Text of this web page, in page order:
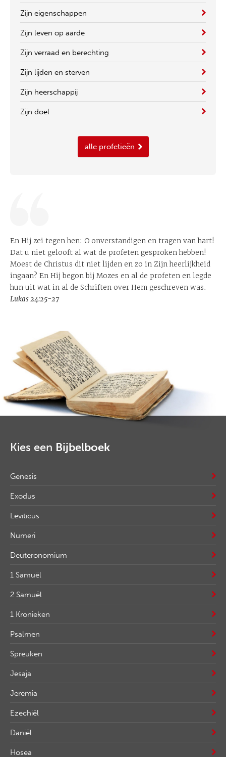
En Hij zei tegen hen: O onverstandigen en tragen van hart!
Dat u niet gelooft al wat de profeten gesproken hebben!
Moest de Christus dit niet lijden en zo in Zijn heerlijkheid
ingaan? En Hij begon bij Mozes en al de profeten en legde
hun uit wat in al de Schriften over Hem geschreven was.
Lukas 24:25-27
Zijn eigenschappen
Zijn leven op aarde
Zijn verraad en berechting
Zijn lijden en sterven
Zijn heerschappij
Zijn doel
alle profetieën
Kies een Bijbelboek
Genesis
Exodus
Leviticus
Numeri
Deuteronomium
1 Samuël
2 Samuël
1 Kronieken
Psalmen
Spreuken
Jesaja
Jeremia
Ezechiël
Daniël
Hosea